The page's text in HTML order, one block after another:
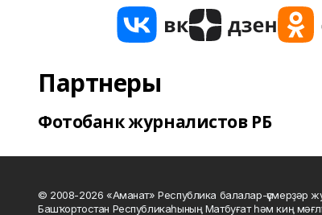
Партнеры
Фотобанк журналистов РБ
© 2008-2026 «Аманат» Республика балалар-үҫмерҙәр
Башҡортостан Республикаһының Матбуғат һәм киң